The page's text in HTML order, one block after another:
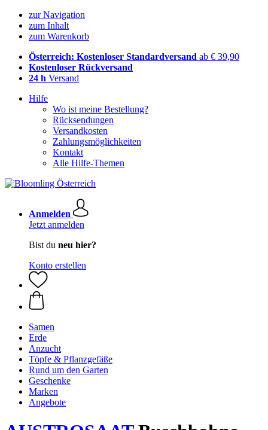
zur Navigation
zum Inhalt
zum Warenkorb
Österreich: Kostenloser Standardversand ab € 39,90
Kostenloser Rückversand
24 h Versand
Hilfe
Wo ist meine Bestellung?
Rücksendungen
Versandkosten
Zahlungsmöglichkeiten
Kontakt
Alle Hilfe-Themen
Anmelden
Jetzt anmelden
Bist du neu hier?
Konto erstellen
Samen
Erde
Anzucht
Töpfe & Pflanzgefäße
Rund um den Garten
Geschenke
Marken
Angebote